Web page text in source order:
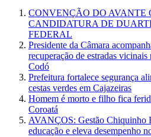
CONVENÇÃO DO AVANTE
CANDIDATURA DE
FEDERAL
Presidente da Câmara
recuperação de estradas
Codó
Prefeitura fortalece segurança
cestas verdes em Cajazeiras
Homem é morto e filho fica
Coroatá
AVANÇOS: Gestão Chiquinho
educação e eleva desempenho